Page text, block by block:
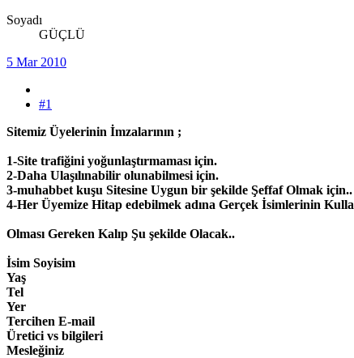
Soyadı
GÜÇLÜ
5 Mar 2010
#1
Sitemiz Üyelerinin İmzalarının ;
1-Site trafiğini yoğunlaştırmaması için.
2-Daha Ulaşılınabilir olunabilmesi için.
3-muhabbet kuşu Sitesine Uygun bir şekilde Şeffaf Olmak için..
4-Her Üyemize Hitap edebilmek adına Gerçek İsimlerinin
Olması Gereken Kalıp Şu şekilde Olacak..
İsim Soyisim
Yaş
Tel
Yer
Tercihen E-mail
Üretici vs bilgileri
Mesleğiniz